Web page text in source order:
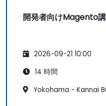
開発者向けMagento
2026-09-21 10:00
14 時間
Yokohama - Kannai